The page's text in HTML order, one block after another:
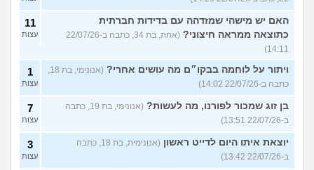
האם יש מישהי שמזדהה עם בדידות חברתית
כתוצאה ממראה חיצוני?
(אחת, בת 34, כתבה ב-22/07/26
14:11)
11
עצות
ויתור על לוחמה בבקו״ם מה עושים אחרי?
(אנונימי, בת 18,
כתבה ב-22/07/26 14:02)
1
עצות
בן זוג שמכור לפורנו, מה לעשות?
(אנונימי, בת 19, כתבה
ב-22/07/26 13:51)
7
עצות
יוצאת איתו היום לדייט ראשון
(אנונימית, בת 18, כתבה
ב-22/07/26 13:42)
3
עצות